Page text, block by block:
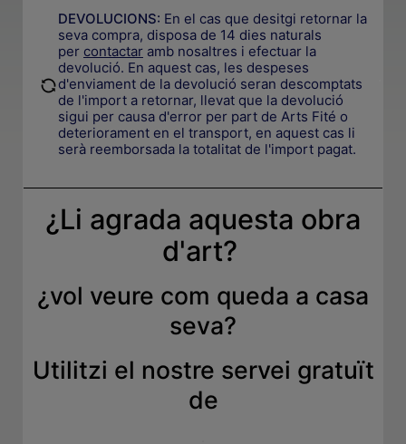
DEVOLUCIONS: En el cas que desitgi retornar la
seva compra, disposa de 14 dies naturals
per contactar amb nosaltres i efectuar la
devolució. En aquest cas, les despeses
d'enviament de la devolució seran descomptats
de l'import a retornar, llevat que la devolució
sigui per causa d'error per part de Arts Fité o
deteriorament en el transport, en aquest cas li
serà reemborsada la totalitat de l'import pagat.
¿Li agrada aquesta obra
d'art?
¿vol veure com queda a casa
seva?
Utilitzi el nostre servei gratuït
de